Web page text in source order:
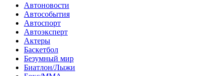
Автоновости
Автособытия
Автоспорт
Автоэксперт
Актеры
Баскетбол
Безумный мир
Биатлон/Лыжи